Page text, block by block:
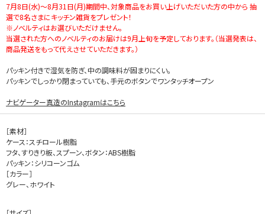
7月8日(水)～8月31日(月)期間中、対象商品をお買い上げいただいた方の中から 抽
選で8名さまにキッチン雑貨をプレゼント！
※ノベルティはお選びいただけません。
当選された方へのノベルティのお届けは9月上旬を予定しております。（当選発表は、
商品発送をもって代えさせていただきます。）
パッキン付きで湿気を防ぎ、中の調味料が固まりにくい。
パッキンでしっかり閉まっていても、手元のボタンでワンタッチオープン
ナビゲーター真造のInstagramはこちら
［素材］
ケース：スチロール樹脂
フタ、すりきり板、スプーン、ボタン：ABS樹脂
パッキン：シリコーンゴム
［カラー］
グレー、ホワイト